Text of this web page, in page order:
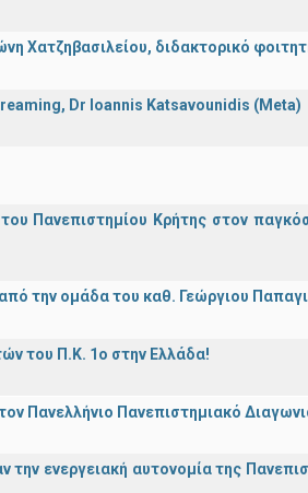
Χατζηβασιλείου, διδακτορικό
Dr Ioannis Katsavounidis (Meta)
Πανεπιστημίου Κρήτης στον
την ομάδα του καθ. Γεώργιου
του Π.Κ. 1ο στην Ελλάδα!
Πανελλήνιο Πανεπιστημιακό
ενεργειακή αυτονομία της